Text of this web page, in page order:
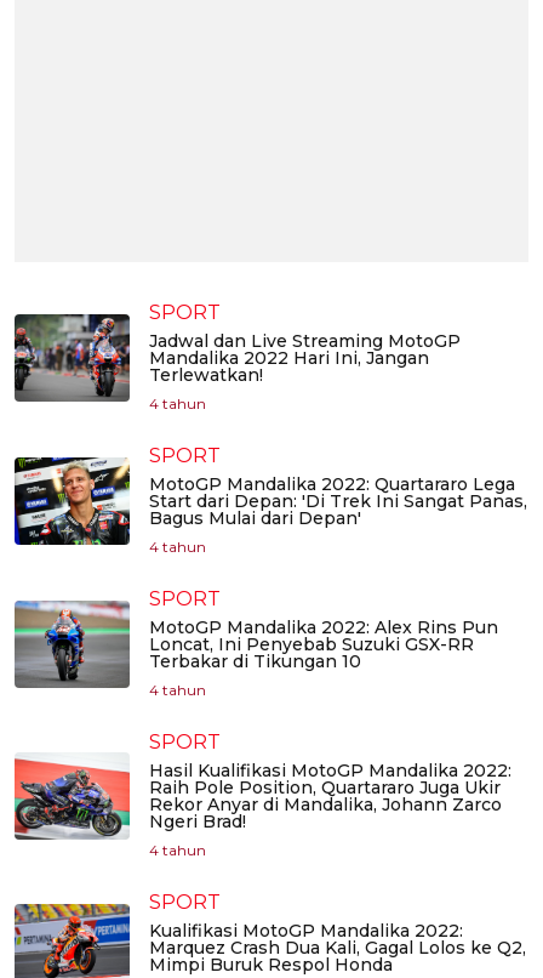
SPORT
Jadwal dan Live Streaming MotoGP
Mandalika 2022 Hari Ini, Jangan
Terlewatkan!
4 tahun
SPORT
MotoGP Mandalika 2022: Quartararo Lega
Start dari Depan: 'Di Trek Ini Sangat Panas,
Bagus Mulai dari Depan'
4 tahun
SPORT
MotoGP Mandalika 2022: Alex Rins Pun
Loncat, Ini Penyebab Suzuki GSX-RR
Terbakar di Tikungan 10
4 tahun
SPORT
Hasil Kualifikasi MotoGP Mandalika 2022:
Raih Pole Position, Quartararo Juga Ukir
Rekor Anyar di Mandalika, Johann Zarco
Ngeri Brad!
4 tahun
SPORT
Kualifikasi MotoGP Mandalika 2022:
Marquez Crash Dua Kali, Gagal Lolos ke Q2,
Mimpi Buruk Respol Honda